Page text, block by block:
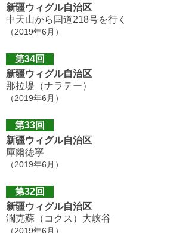
新疆ウィグル自治区
中天山から国道218号を行く
（2019年6月）
第34回
新疆ウィグル自治区
那拉堤（ナラテー）
（2019年6月）
第33回
新疆ウィグル自治区
庫爾徳寧
（2019年6月）
第32回
新疆ウィグル自治区
濶克蘇（コクス）大峡谷
（2019年6月）